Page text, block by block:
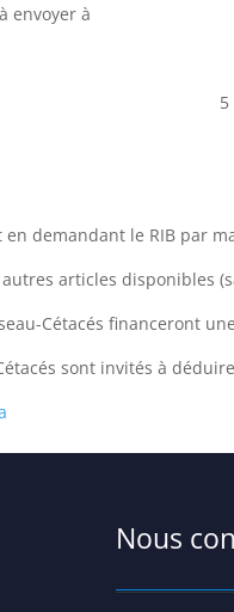
envoyer à
5
demandant le RIB par
articles disponibles
Cétacés financeront
sont invités à
Nous